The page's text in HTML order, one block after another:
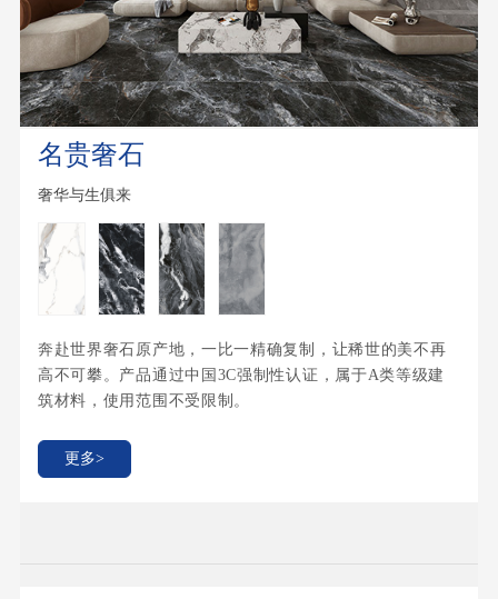
名贵奢石
奢华与生俱来
奔赴世界奢石原产地，一比一精确复制，让稀世的美不再
高不可攀。产品通过中国3C强制性认证，属于A类等级建
筑材料，使用范围不受限制。
更多>